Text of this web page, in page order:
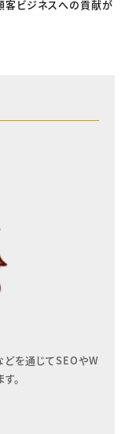
客ビジネスへの貢献が
どを通じてSEOやW
。